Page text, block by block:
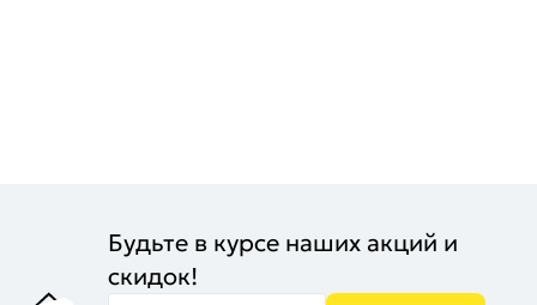
Будьте в курсе наших акций и
скидок!